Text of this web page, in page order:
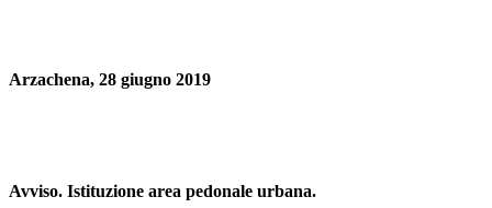
Arzachena, 28 giugno 2019
Avviso. Istituzione area pedonale urbana.